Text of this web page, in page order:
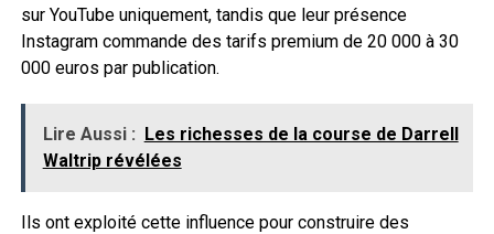
sur YouTube uniquement, tandis que leur présence
Instagram commande des tarifs premium de 20 000 à 30
000 euros par publication.
Lire Aussi : Les richesses de la course de Darrell
Waltrip révélées
Ils ont exploité cette influence pour construire des